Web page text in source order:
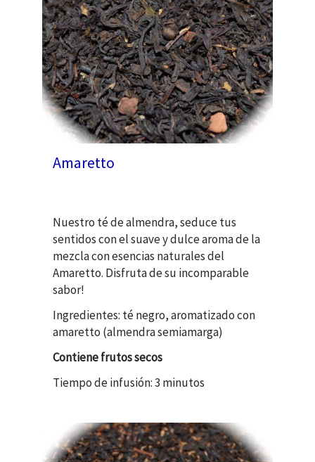
Amaretto
Nuestro té de almendra, seduce tus
sentidos con el suave y dulce aroma de la
mezcla con esencias naturales del
Amaretto. Disfruta de su incomparable
sabor!
Ingredientes: té negro, aromatizado con
amaretto (almendra semiamarga)
Contiene frutos secos
Tiempo de infusión: 3 minutos